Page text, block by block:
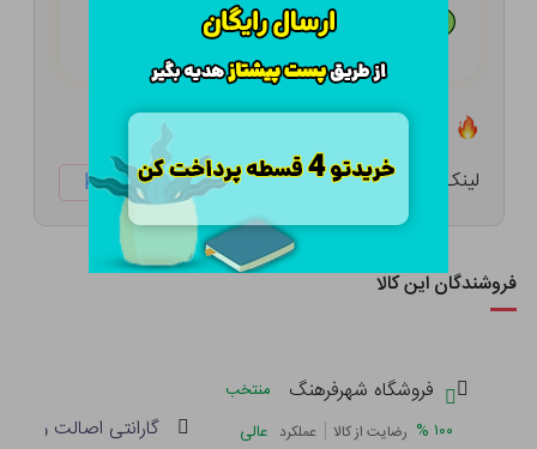
تعداد ۱ عدد در انبار موجود است
لینک کوتاه: ketabtala.com/sbp-41575
فروشندگان این کالا
فروشگاه شهرفرهنگ
منتخب
۱۰۰ % رضایت از کالا | عملکرد عالی گارانتی اصالت و